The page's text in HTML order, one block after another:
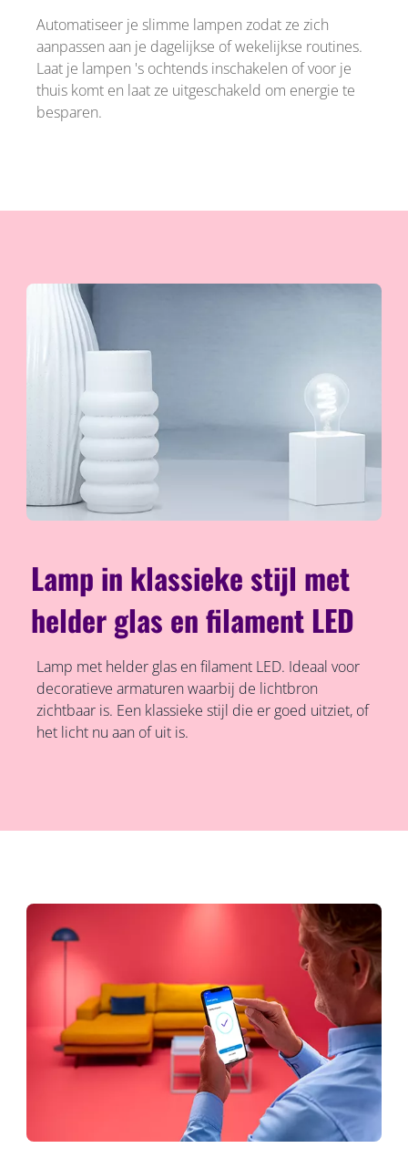
Automatiseer je slimme lampen zodat ze zich
aanpassen aan je dagelijkse of wekelijkse routines.
Laat je lampen 's ochtends inschakelen of voor je
thuis komt en laat ze uitgeschakeld om energie te
besparen.
Lamp in klassieke stijl met
helder glas en filament LED
Lamp met helder glas en filament LED. Ideaal voor
decoratieve armaturen waarbij de lichtbron
zichtbaar is. Een klassieke stijl die er goed uitziet, of
het licht nu aan of uit is.